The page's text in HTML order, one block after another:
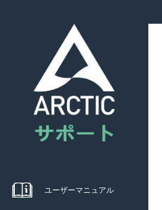
ユーザーマニュアル